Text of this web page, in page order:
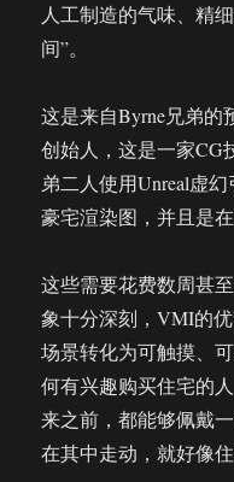
人工制造的气味、精
间”。
这是来自Byrne兄弟的
创始人，这是一家CG
弟二人使用Unreal虚
豪宅渲染图，并且是
这些需要花费数周甚
象十分深刻，VMI的
场景转化为可触摸、
何有兴趣购买住宅的
来之前，都能够佩戴
在其中走动，就好像